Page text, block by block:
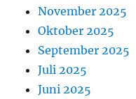
November 2025
Oktober 2025
September 2025
Juli 2025
Juni 2025